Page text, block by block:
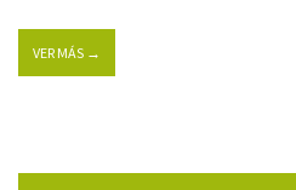
VER MÁS →